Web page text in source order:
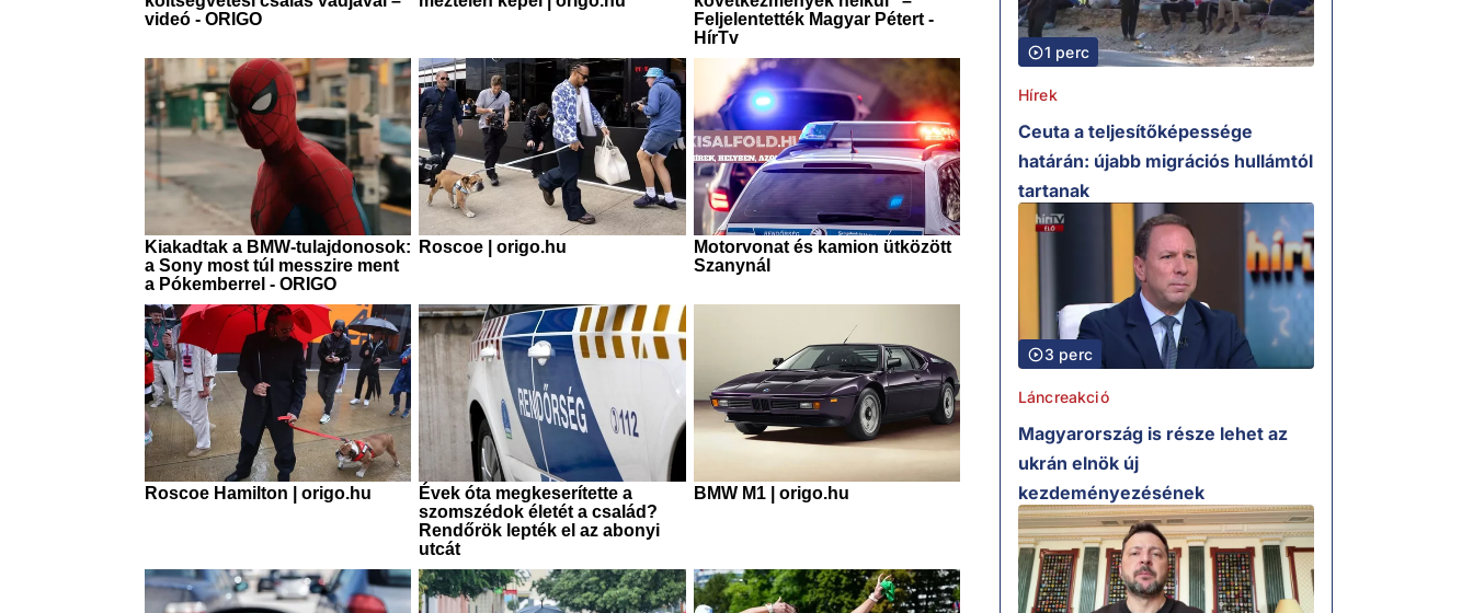
1 perc
Hírek
Ceuta a teljesítőképessége
határán: újabb migrációs hullámtól
tartanak
3 perc
Láncreakció
Magyarország is része lehet az
ukrán elnök új
kezdeményezésének